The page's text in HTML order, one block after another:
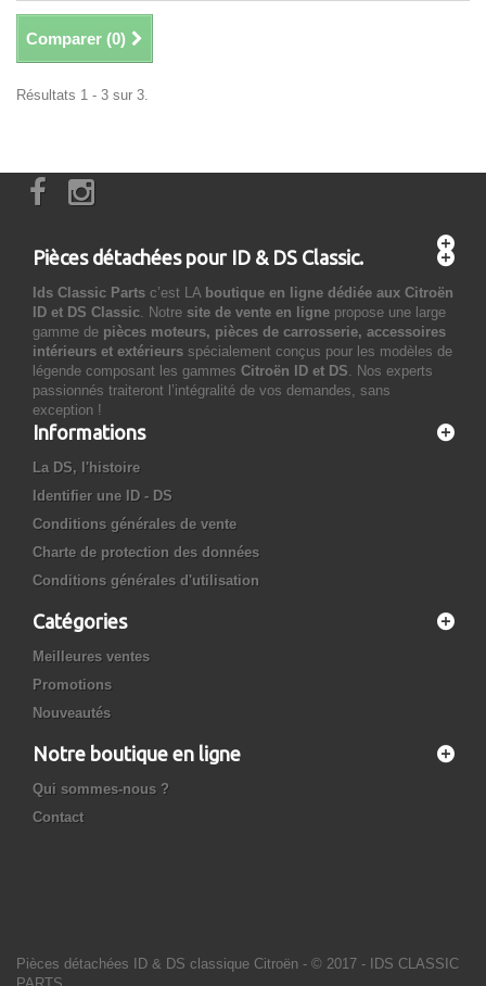
Comparer (0)
Résultats 1 - 3 sur 3.
Pièces détachées pour ID & DS Classic.
Ids Classic Parts c’est LA boutique en ligne dédiée aux Citroën
ID et DS Classic. Notre site de vente en ligne propose une large
gamme de pièces moteurs, pièces de carrosserie, accessoires
intérieurs et extérieurs spécialement conçus pour les modèles de
légende composant les gammes Citroën ID et DS. Nos experts
passionnés traiteront l’intégralité de vos demandes, sans
exception !
Informations
La DS, l'histoire
Identifier une ID - DS
Conditions générales de vente
Charte de protection des données
Conditions générales d'utilisation
Catégories
Meilleures ventes
Promotions
Nouveautés
Notre boutique en ligne
Qui sommes-nous ?
Contact
Pièces détachées ID & DS classique Citroën - © 2017 - IDS CLASSIC